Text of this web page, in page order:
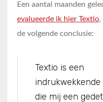
Een aantal maanden
evalueerde ik hier Textio,
de volgende conclusie:
Textio is een
indrukwekkende
die mij een